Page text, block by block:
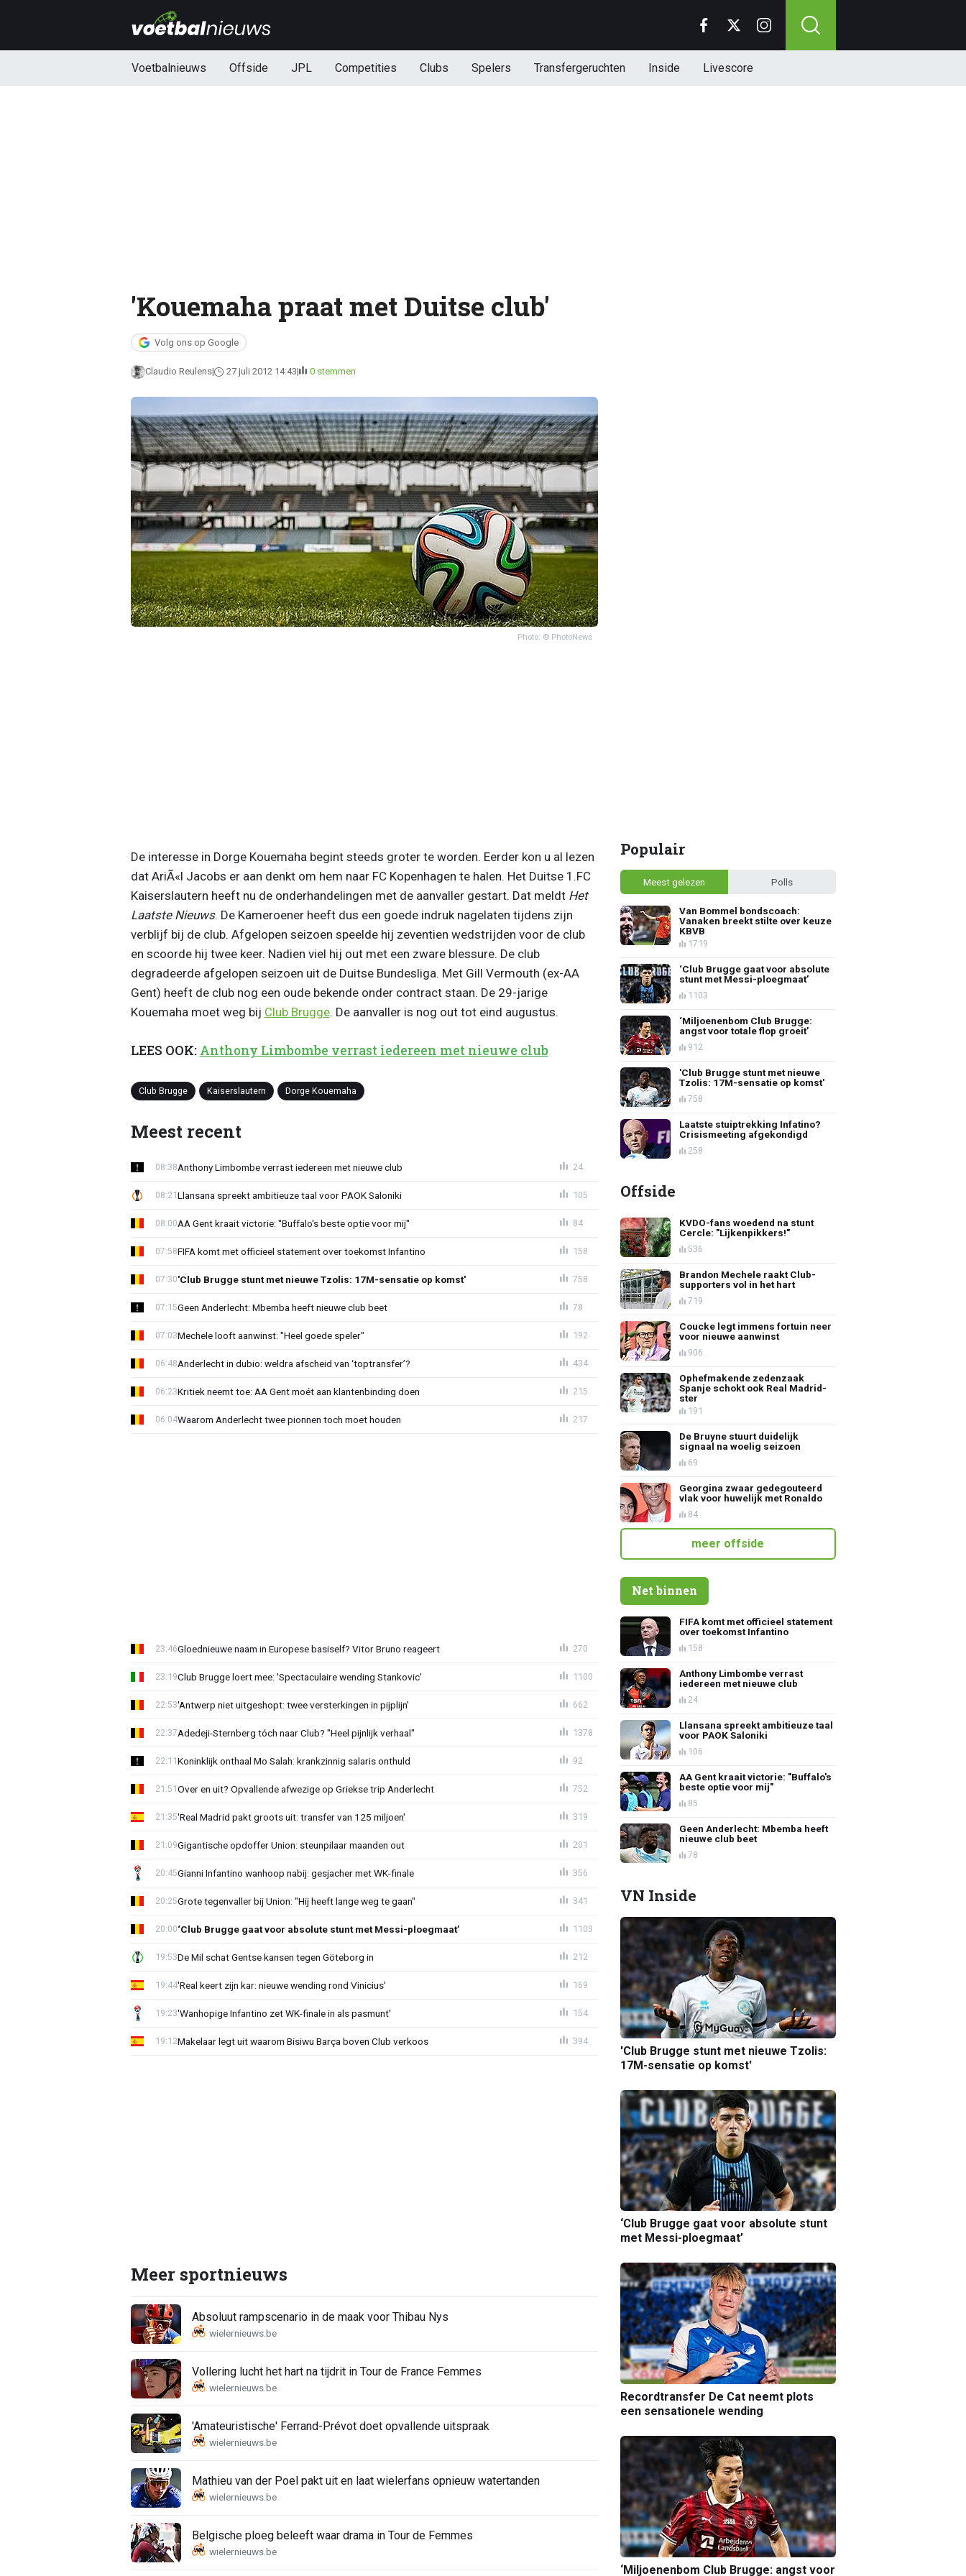
Voetbalnieuws Offside JPL Competities Clubs Spelers Transfergeruchten Inside Livescore
'Kouemaha praat met Duitse club'
Volg ons op Google
Claudio Reulens 27 juli 2012 14:43 0 stemmen
Photo: © PhotoNews
De interesse in Dorge Kouemaha begint steeds groter te worden. Eerder kon u al lezen
dat AriÃ«l Jacobs er aan denkt om hem naar FC Kopenhagen te halen. Het Duitse 1.FC
Kaiserslautern heeft nu de onderhandelingen met de aanvaller gestart. Dat meldt Het
Laatste Nieuws. De Kameroener heeft dus een goede indruk nagelaten tijdens zijn
verblijf bij de club. Afgelopen seizoen speelde hij zeventien wedstrijden voor de club
en scoorde hij twee keer. Nadien viel hij out met een zware blessure. De club
degradeerde afgelopen seizoen uit de Duitse Bundesliga. Met Gill Vermouth (ex-AA
Gent) heeft de club nog een oude bekende onder contract staan. De 29-jarige
Kouemaha moet weg bij Club Brugge. De aanvaller is nog out tot eind augustus.
LEES OOK: Anthony Limbombe verrast iedereen met nieuwe club
Club Brugge Kaiserslautern Dorge Kouemaha
Meest recent
Anthony Limbombe verrast iedereen met nieuwe club
08:38 24
Llansana spreekt ambitieuze taal voor PAOK Saloniki
08:21 105
AA Gent kraait victorie: "Buffalo's beste optie voor mij"
08:00 84
FIFA komt met officieel statement over toekomst Infantino
07:58 158
'Club Brugge stunt met nieuwe Tzolis: 17M-sensatie op komst'
07:30 758
Geen Anderlecht: Mbemba heeft nieuwe club beet
07:15 78
Mechele looft aanwinst: "Heel goede speler"
07:03 192
Anderlecht in dubio: weldra afscheid van ‘toptransfer’?
06:48 434
Kritiek neemt toe: AA Gent moét aan klantenbinding doen
06:23 215
Waarom Anderlecht twee pionnen toch moet houden
06:04 217
Gloednieuwe naam in Europese basiself? Vitor Bruno reageert
23:46 270
Club Brugge loert mee: 'Spectaculaire wending Stankovic'
23:19 1100
'Antwerp niet uitgeshopt: twee versterkingen in pijplijn'
22:53 662
Adedeji-Sternberg tóch naar Club? "Heel pijnlijk verhaal"
22:37 1378
Koninklijk onthaal Mo Salah: krankzinnig salaris onthuld
22:11 92
Over en uit? Opvallende afwezige op Griekse trip Anderlecht
21:51 752
'Real Madrid pakt groots uit: transfer van 125 miljoen'
21:35 319
Gigantische opdoffer Union: steunpilaar maanden out
21:09 201
Gianni Infantino wanhoop nabij: gesjacher met WK-finale
20:45 356
Grote tegenvaller bij Union: "Hij heeft lange weg te gaan"
20:25 341
‘Club Brugge gaat voor absolute stunt met Messi-ploegmaat’
20:00 1103
De Mil schat Gentse kansen tegen Göteborg in
19:53 212
'Real keert zijn kar: nieuwe wending rond Vinicius'
19:44 169
'Wanhopige Infantino zet WK-finale in als pasmunt'
19:23 154
Makelaar legt uit waarom Bisiwu Barça boven Club verkoos
19:12 394
Meer sportnieuws
Absoluut rampscenario in de maak voor Thibau Nys
Vollering lucht het hart na tijdrit in Tour de France Femmes
'Amateuristische' Ferrand-Prévot doet opvallende uitspraak
Mathieu van der Poel pakt uit en laat wielerfans opnieuw watertanden
Belgische ploeg beleeft waar drama in Tour de Femmes
Populair
Meest gelezen Polls
Van Bommel bondscoach:
Vanaken breekt stilte over keuze
KBVB
1719
‘Club Brugge gaat voor absolute
stunt met Messi-ploegmaat’
1103
‘Miljoenenbom Club Brugge:
angst voor totale flop groeit’
912
'Club Brugge stunt met nieuwe
Tzolis: 17M-sensatie op komst'
758
Laatste stuiptrekking Infatino?
Crisismeeting afgekondigd
258
Offside
KVDO-fans woedend na stunt
Cercle: "Lijkenpikkers!"
536
Brandon Mechele raakt Club-
supporters vol in het hart
719
Coucke legt immens fortuin neer
voor nieuwe aanwinst
906
Ophefmakende zedenzaak
Spanje schokt ook Real Madrid-
ster
191
De Bruyne stuurt duidelijk
signaal na woelig seizoen
69
Georgina zwaar gedegouteerd
vlak voor huwelijk met Ronaldo
84
meer offside
Net binnen
FIFA komt met officieel statement
over toekomst Infantino
158
Anthony Limbombe verrast
iedereen met nieuwe club
24
Llansana spreekt ambitieuze taal
voor PAOK Saloniki
106
AA Gent kraait victorie: "Buffalo's
beste optie voor mij"
85
Geen Anderlecht: Mbemba heeft
nieuwe club beet
78
VN Inside
'Club Brugge stunt met nieuwe Tzolis:
17M-sensatie op komst'
‘Club Brugge gaat voor absolute stunt
met Messi-ploegmaat’
Recordtransfer De Cat neemt plots
een sensationele wending
‘Miljoenenbom Club Brugge: angst voor